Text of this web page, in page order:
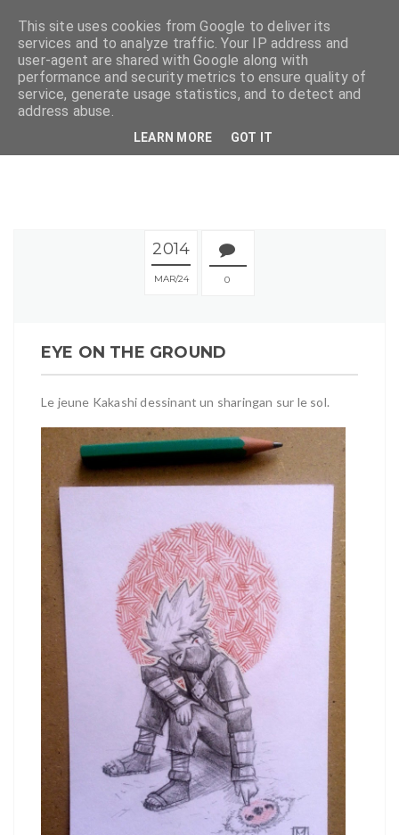
2014
MAR 24 0
EYE ON THE GROUND
Le jeune Kakashi dessinant un sharingan sur le sol.
This site uses cookies from Google to deliver its
services and to analyze traffic. Your IP address and
user-agent are shared with Google along with
performance and security metrics to ensure quality of
service, generate usage statistics, and to detect and
address abuse.
LEARN MORE GOT IT